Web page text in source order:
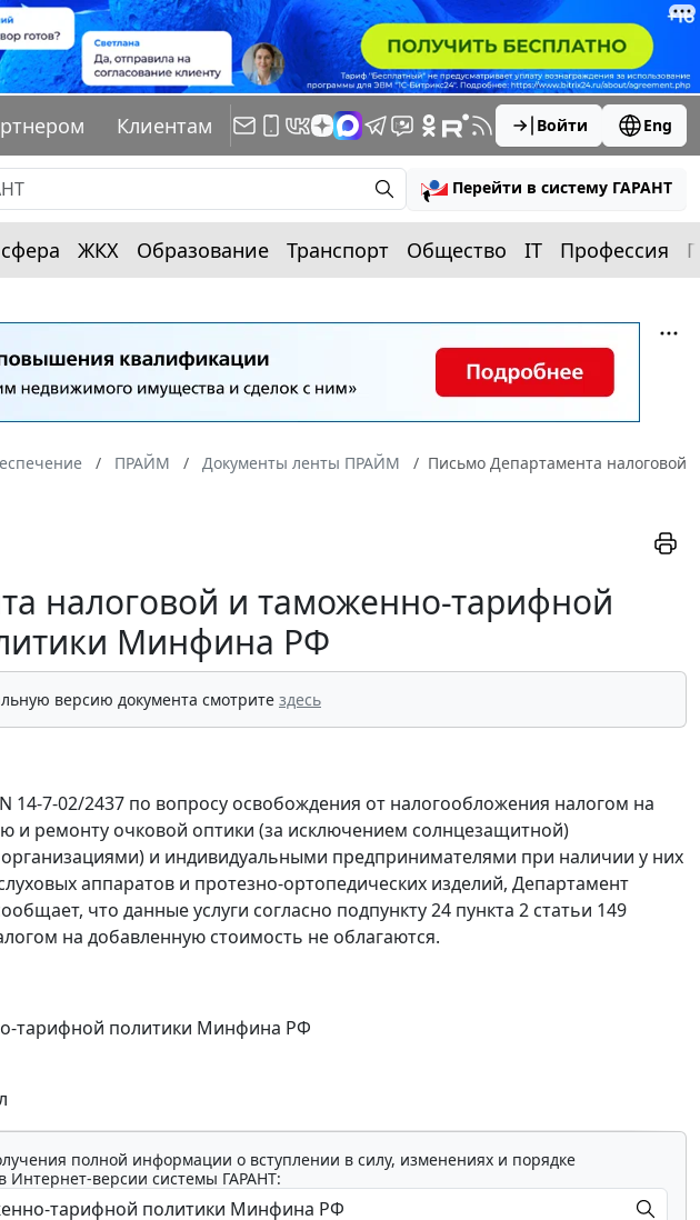
Клиентам Войти Eng
Перейти в систему ГАРАНТ
ЖКХ Образование Транспорт Общество IT Профессия
ПРАЙМ Документы ленты ПРАЙМ
Письмо Департамента налоговой
налоговой и таможенно-тарифной
Минфина РФ
версию документа смотрите здесь
14-7-02/2437 по вопросу освобождения от налогообложения налогом на
и ремонту очковой оптики (за исключением солнцезащитной)
и индивидуальными предпринимателями при наличии у них
аппаратов и протезно-ортопедических изделий, Департамент
что данные услуги согласно подпункту 24 пункта 2 статьи 149
на добавленную стоимость не облагаются.
тарифной политики Минфина РФ
полной информации о вступлении в силу, изменениях и порядке
Интернет-версии системы ГАРАНТ: